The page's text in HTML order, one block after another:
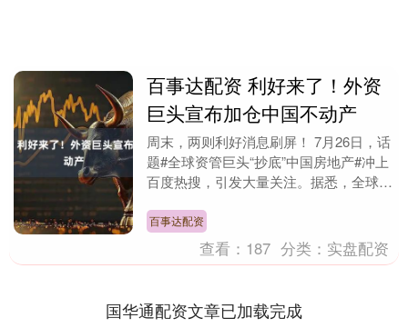
百事达配资 利好来了！外资
巨头宣布加仓中国不动产
周末，两则利好消息刷屏！ 7月26日，话
题#全球资管巨头“抄底”中国房地产#冲上
百度热搜，引发大量关注。据悉，全球资
近日与浙....
百事达配资
查看： 187 分类： 实盘配资
国华通配资文章已加载完成